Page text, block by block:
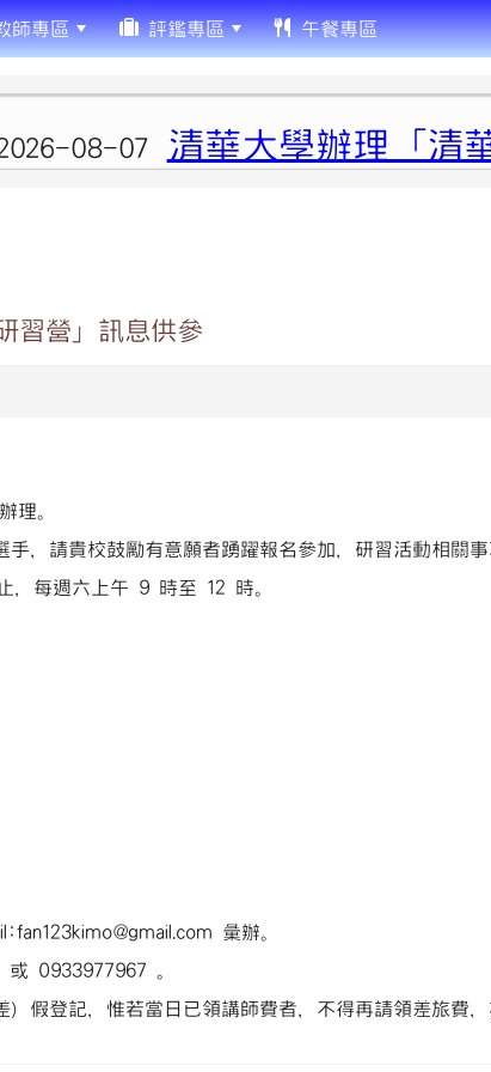
師專區 評鑑專區 午餐專區
08-07 清華大學辦理「清華
習營」訊息供參
理。
，請貴校鼓勵有意願者踴躍報名參加，研習活動相關
每週六上午 9 時至 12 時。
彙辦。
或 0933977967 。
假登記，惟若當日已領講師費者，不得再請領差旅費，